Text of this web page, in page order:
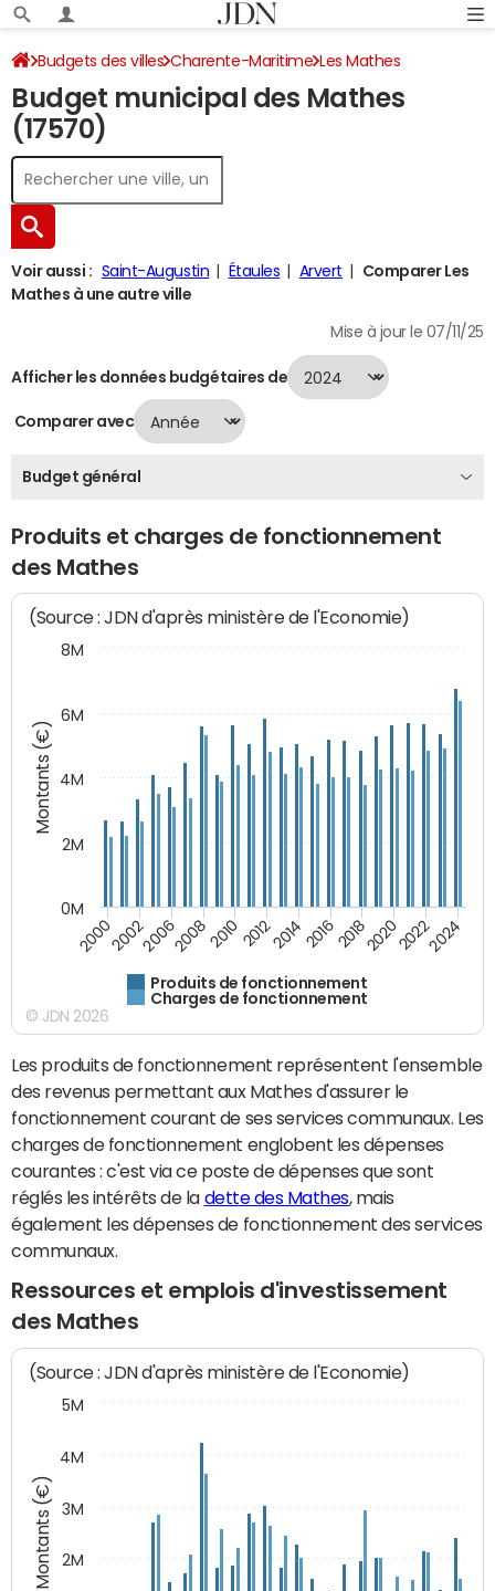
Budgets des villes Charente-Maritime Les Mathes
Budget 2024
Budget municipal des Mathes
(17570)
Voir aussi : Saint-Augustin Étaules Arvert
Comparer Les
Mathes à une autre ville
Mise à jour le 07/11/25
Afficher les données budgétaires de
Comparer avec
Budget général
Produits et charges de fonctionnement
des Mathes
Montants (€)
(Source : JDN d'après ministère de l'Economie)
Produits de fonctionnement
Charges de fonctionnement
20002002200620082010 2012201420162018202020222024
0M
2M
4M
6M
8M
© JDN 2026
Les produits de fonctionnement représentent l'ensemble
des revenus permettant aux Mathes d'assurer le
fonctionnement courant de ses services communaux. Les
charges de fonctionnement englobent les dépenses
courantes : c'est via ce poste de dépenses que sont
réglés les intérêts de la dette des Mathes, mais
également les dépenses de fonctionnement des services
communaux.
Ressources et emplois d'investissement
des Mathes
Montants (€)
(Source : JDN d'après ministère de l'Economie)
2M
3M
4M
5M